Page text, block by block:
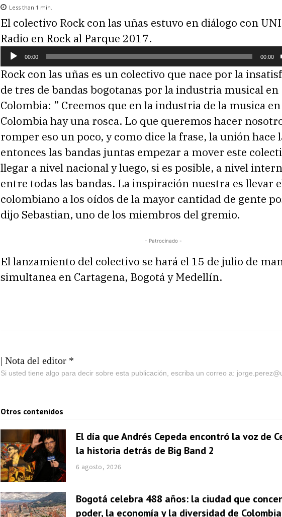
Less than 1 min.
El colectivo Rock con las uñas estuvo en diálogo con
Radio en Rock al Parque 2017.
e
p
r
o
d
u
c
t
o
r
a
u
00:00 00:00
Rock con las uñas es un colectivo que nace por la
de tres de bandas bogotanas por la industria musical en
Colombia: ” Creemos que en la industria de la musica en
Colombia hay una rosca. Lo que queremos hacer
romper eso un poco, y como dice la frase, la unión hace
entonces las bandas juntas empezar a mover este
llegar a nivel nacional y luego, si es posible, a nivel
entre todas las bandas. La inspiración nuestra es llevar
colombiano a los oídos de la mayor cantidad de gente
dijo Sebastian, uno de los miembros del gremio.
- Patrocinado -
El lanzamiento del colectivo se hará el 15 de julio de
simultanea en Cartagena, Bogotá y Medellín.
| Nota del editor *
Si usted tiene algo para decir sobre esta publicación, escriba un correo a:
Otros contenidos
El día que Andrés Cepeda encontró la voz de
la historia detrás de Big Band 2
6 agosto, 2026
Bogotá celebra 488 años: la ciudad que
poder, la economía y la diversidad de Colombia